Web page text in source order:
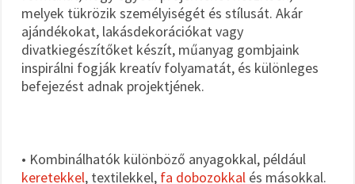
melyek tükrözik személyiségét és stílusát. Akár
ajándékokat, lakásdekorációkat vagy
divatkiegészítőket készít, műanyag gombjaink
inspirálni fogják kreatív folyamatát, és különleges
befejezést adnak projektjének.
• Kombinálhatók különböző anyagokkal, például
keretekkel, textilekkel, fa dobozokkal és másokkal.